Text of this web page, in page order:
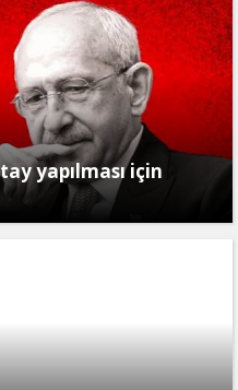
yapılması için